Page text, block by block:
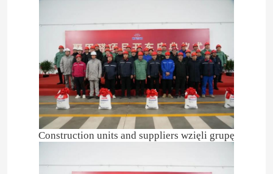
Construction units and suppliers wzięli grupę